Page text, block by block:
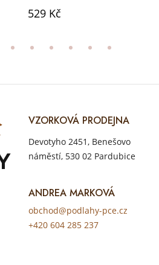
529 Kč
VZORKOVÁ PRODEJNA
Devotyho 2451, Benešovo
náměstí, 530 02 Pardubice
ANDREA MARKOVÁ
obchod@podlahy-pce.cz
+420 604 285 237